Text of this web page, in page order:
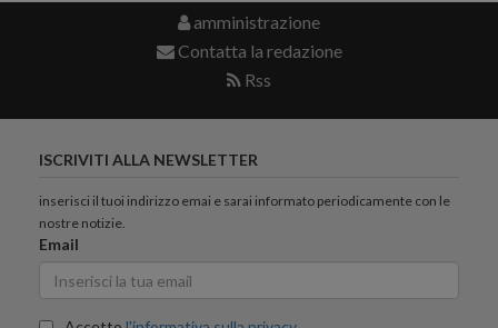
amministrazione
Contatta la redazione
Rss
ISCRIVITI ALLA NEWSLETTER
inserisci il tuoi indirizzo emai e sarai informato periodicamente con le
nostre notizie.
Email